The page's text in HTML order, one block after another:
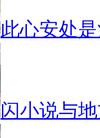
此心安处
闪小说与